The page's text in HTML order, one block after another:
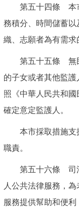
第五十四條 本市
務積分、時間儲蓄以
織、志願者為有需求
第五十五條 無民
的子女或者其他監
照《中華人民共和
確定意定監護人。
本市採取措施支
職責。
第五十六條 司法
人公共法律服務，
服務提供幫助和便